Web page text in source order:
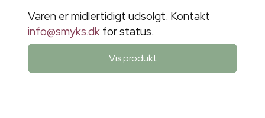
Varen er midlertidigt udsolgt. Kontakt
info@smyks.dk for status.
Vis produkt